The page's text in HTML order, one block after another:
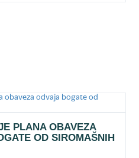
PLANA OBAVEZA
OD SIROMAŠNIH